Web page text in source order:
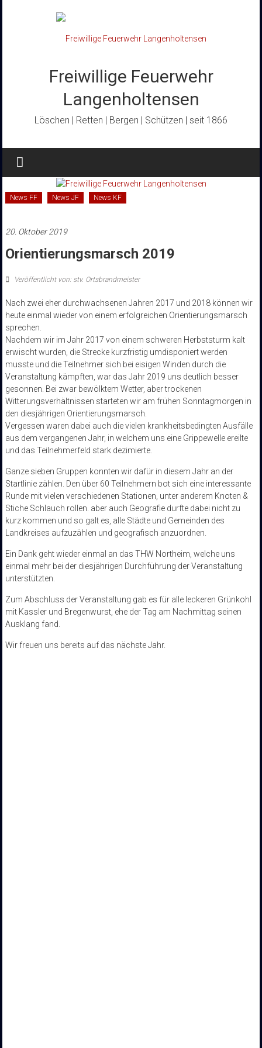
Freiwillige Feuerwehr
Langenholtensen
Löschen | Retten | Bergen | Schützen | seit 1866
News FF News JF News KF
20. Oktober 2019
Orientierungsmarsch 2019
Veröffentlicht von: stv. Ortsbrandmeister
Nach zwei eher durchwachsenen Jahren 2017 und 2018 können wir
heute einmal wieder von einem erfolgreichen Orientierungsmarsch
sprechen.
Nachdem wir im Jahr 2017 von einem schweren Herbststurm kalt
erwischt wurden, die Strecke kurzfristig umdisponiert werden
musste und die Teilnehmer sich bei eisigen Winden durch die
Veranstaltung kämpften, war das Jahr 2019 uns deutlich besser
gesonnen. Bei zwar bewölktem Wetter, aber trockenen
Witterungsverhältnissen starteten wir am frühen Sonntagmorgen in
den diesjährigen Orientierungsmarsch.
Vergessen waren dabei auch die vielen krankheitsbedingten Ausfälle
aus dem vergangenen Jahr, in welchem uns eine Grippewelle ereilte
und das Teilnehmerfeld stark dezimierte.
Ganze sieben Gruppen konnten wir dafür in diesem Jahr an der
Startlinie zählen. Den über 60 Teilnehmern bot sich eine interessante
Runde mit vielen verschiedenen Stationen, unter anderem Knoten &
Stiche Schlauch rollen. aber auch Geografie durfte dabei nicht zu
kurz kommen und so galt es, alle Städte und Gemeinden des
Landkreises aufzuzählen und geografisch anzuordnen.
Ein Dank geht wieder einmal an das THW Northeim, welche uns
einmal mehr bei der diesjährigen Durchführung der Veranstaltung
unterstützten.
Zum Abschluss der Veranstaltung gab es für alle leckeren Grünkohl
mit Kassler und Bregenwurst, ehe der Tag am Nachmittag seinen
Ausklang fand.
Wir freuen uns bereits auf das nächste Jahr.